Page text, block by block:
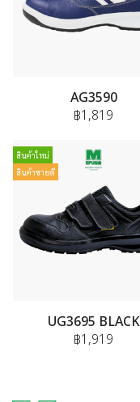
AG3590
฿1,819
สินค้าใหม่
สินค้าขายดี
UG3695 BLACK
฿1,919